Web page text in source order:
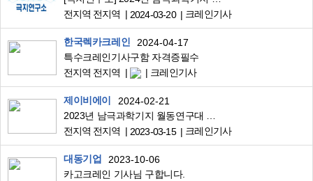
전지역 전지역
2024-03-20 크레인기사
한국렉카크레인
2024-04-17
특수크레인기사구함 자격증필수
전지역 전지역
크레인기사
제이비에이
2024-02-21
전지역 전지역
2023-03-15 크레인기사
대동기업
2023-10-06
카고크레인 기사님 구합니다.